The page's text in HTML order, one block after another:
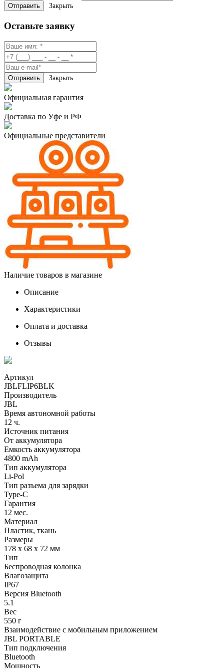
Закрыть
Оставьте заявку
Закрыть
Официальная гарантия
Доставка по Уфе и РФ
Официальные представители
Наличие товаров в магазине
Описание
Характеристики
Оплата и доставка
Отзывы
Артикул
JBLFLIP6BLK
Производитель
JBL
Время автономной работы
12 ч.
Источник питания
От аккумулятора
Емкость аккумулятора
4800 mAh
Тип аккумулятора
Li-Pol
Тип разъема для зарядки
Type-C
Гарантия
12 мес.
Материал
Пластик, ткань
Размеры
178 х 68 х 72 мм
Тип
Беспроводная колонка
Влагозащита
IP67
Версия Bluetooth
5.1
Вес
550 г
Взаимодействие с мобильным приложением
JBL PORTABLE
Тип подключения
Bluetooth
Мощность